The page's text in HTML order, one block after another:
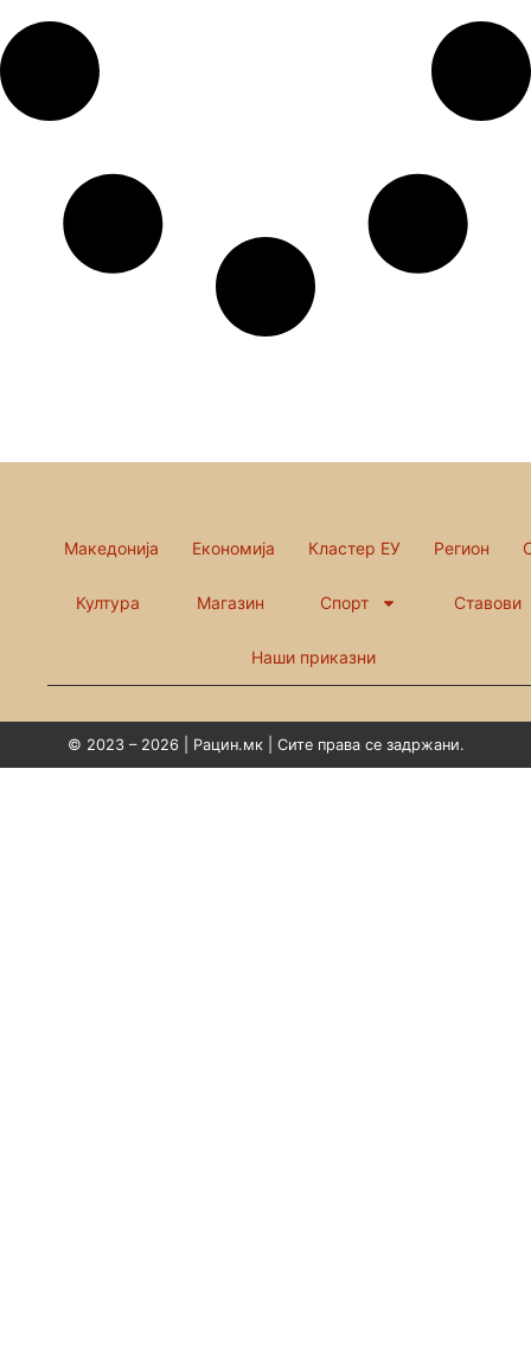
Македонија Економија Кластер ЕУ Регион
Култура Магазин Спорт Ставови
Наши приказни
© 2023 – 2026 | Рацин.мк | Сите права се задржани.